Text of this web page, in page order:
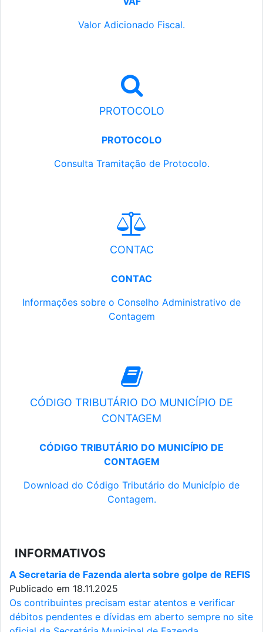
Valor Adicionado Fiscal.
PROTOCOLO
PROTOCOLO
Consulta Tramitação de Protocolo.
CONTAC
CONTAC
Informações sobre o Conselho Administrativo de
Contagem
CÓDIGO TRIBUTÁRIO DO MUNICÍPIO DE
CONTAGEM
CÓDIGO TRIBUTÁRIO DO MUNICÍPIO DE
CONTAGEM
Download do Código Tributário do Município de
Contagem.
INFORMATIVOS
A Secretaria de Fazenda alerta sobre golpe de REFIS
Publicado em 18.11.2025
Os contribuintes precisam estar atentos e verificar
débitos pendentes e dívidas em aberto sempre no site